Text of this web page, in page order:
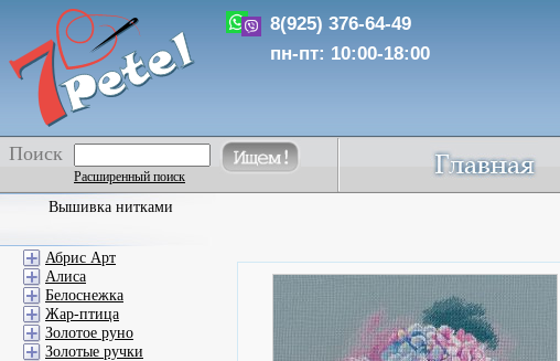
8(925) 376-64-49
пн-пт: 10:00-18:00
Поиск
Расширенный поиск
Вышивка нитками
Абрис Арт
Алиса
Белоснежка
Жар-птица
Золотое руно
Золотые ручки